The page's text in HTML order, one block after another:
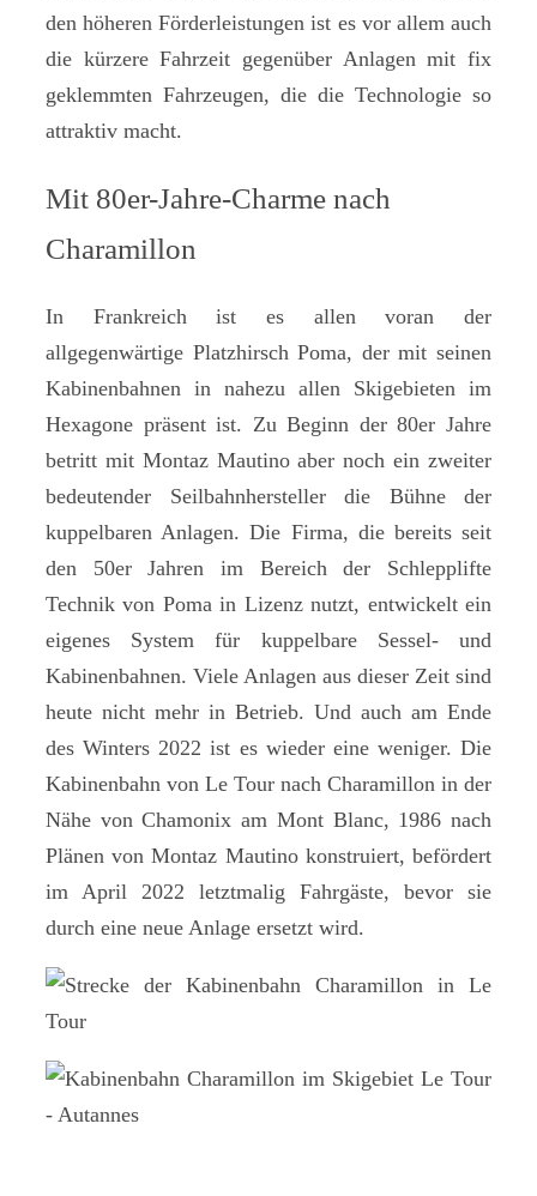
den höheren Förderleistungen ist es vor allem auch
die kürzere Fahrzeit gegenüber Anlagen mit fix
geklemmten Fahrzeugen, die die Technologie so
attraktiv macht.
Mit 80er-Jahre-Charme nach
Charamillon
In Frankreich ist es allen voran der
allgegenwärtige Platzhirsch Poma, der mit seinen
Kabinenbahnen in nahezu allen Skigebieten im
Hexagone präsent ist. Zu Beginn der 80er Jahre
betritt mit Montaz Mautino aber noch ein zweiter
bedeutender Seilbahnhersteller die Bühne der
kuppelbaren Anlagen. Die Firma, die bereits seit
den 50er Jahren im Bereich der Schlepplifte
Technik von Poma in Lizenz nutzt, entwickelt ein
eigenes System für kuppelbare Sessel- und
Kabinenbahnen. Viele Anlagen aus dieser Zeit sind
heute nicht mehr in Betrieb. Und auch am Ende
des Winters 2022 ist es wieder eine weniger. Die
Kabinenbahn von Le Tour nach Charamillon in der
Nähe von Chamonix am Mont Blanc, 1986 nach
Plänen von Montaz Mautino konstruiert, befördert
im April 2022 letztmalig Fahrgäste, bevor sie
durch eine neue Anlage ersetzt wird.